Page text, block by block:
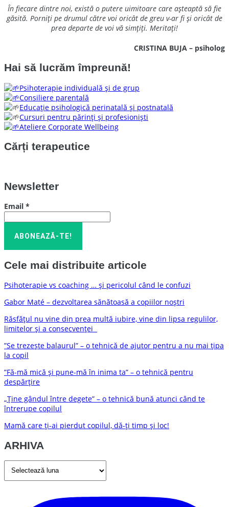
În fiecare dintre noi, există o putere uimitoare care așteaptă să fie
găsită. Porniți pe drumul către voi oricât de greu v-ar fi și oricât de
prea departe de voi vă simțiți. Meritați!
CRISTINA BUJA – psiholog
Hai să lucrăm împreună!
Psihoterapie individuală și de grup
Consiliere parentală
Educație psihologică perinatală și postnatală
Cursuri pentru părinți și profesioniști
Ateliere Corporate Wellbeing
Cărți terapeutice
Newsletter
Email *
Cele mai distribuite articole
Psihoterapie vs coaching … și pericolul când le confuzi
Gabor Maté – dezvoltarea sănătoasă a copiilor noștri
Răsfățul nu vine din prea multă iubire, vine din lipsa regulilor,
limitelor și a consecvenței
”Se trezește balaurul” – o tehnică de ajutor pentru a nu mai țipa
la copil
”Fă-mă mică și pune-mă în inima ta” – o tehnică pentru
despărțire
„Ține gândul între degete” – o tehnică bună atunci când te
întrerupe copilul
Mamă care ți-ai pierdut copilul, dă-ți timp și loc!
ARHIVA